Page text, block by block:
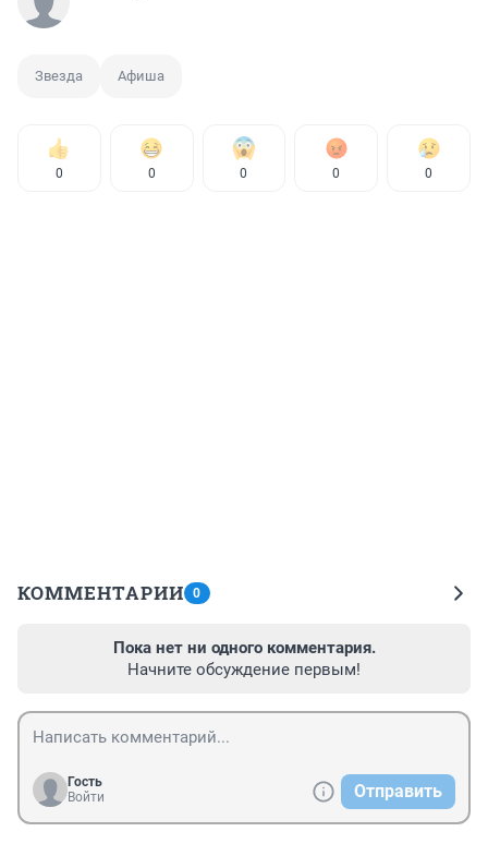
Звезда Афиша
0 0 0 0 0
КОММЕНТАРИИ 0
Пока нет ни одного комментария.
Начните обсуждение первым!
Гость
Войти
Отправить